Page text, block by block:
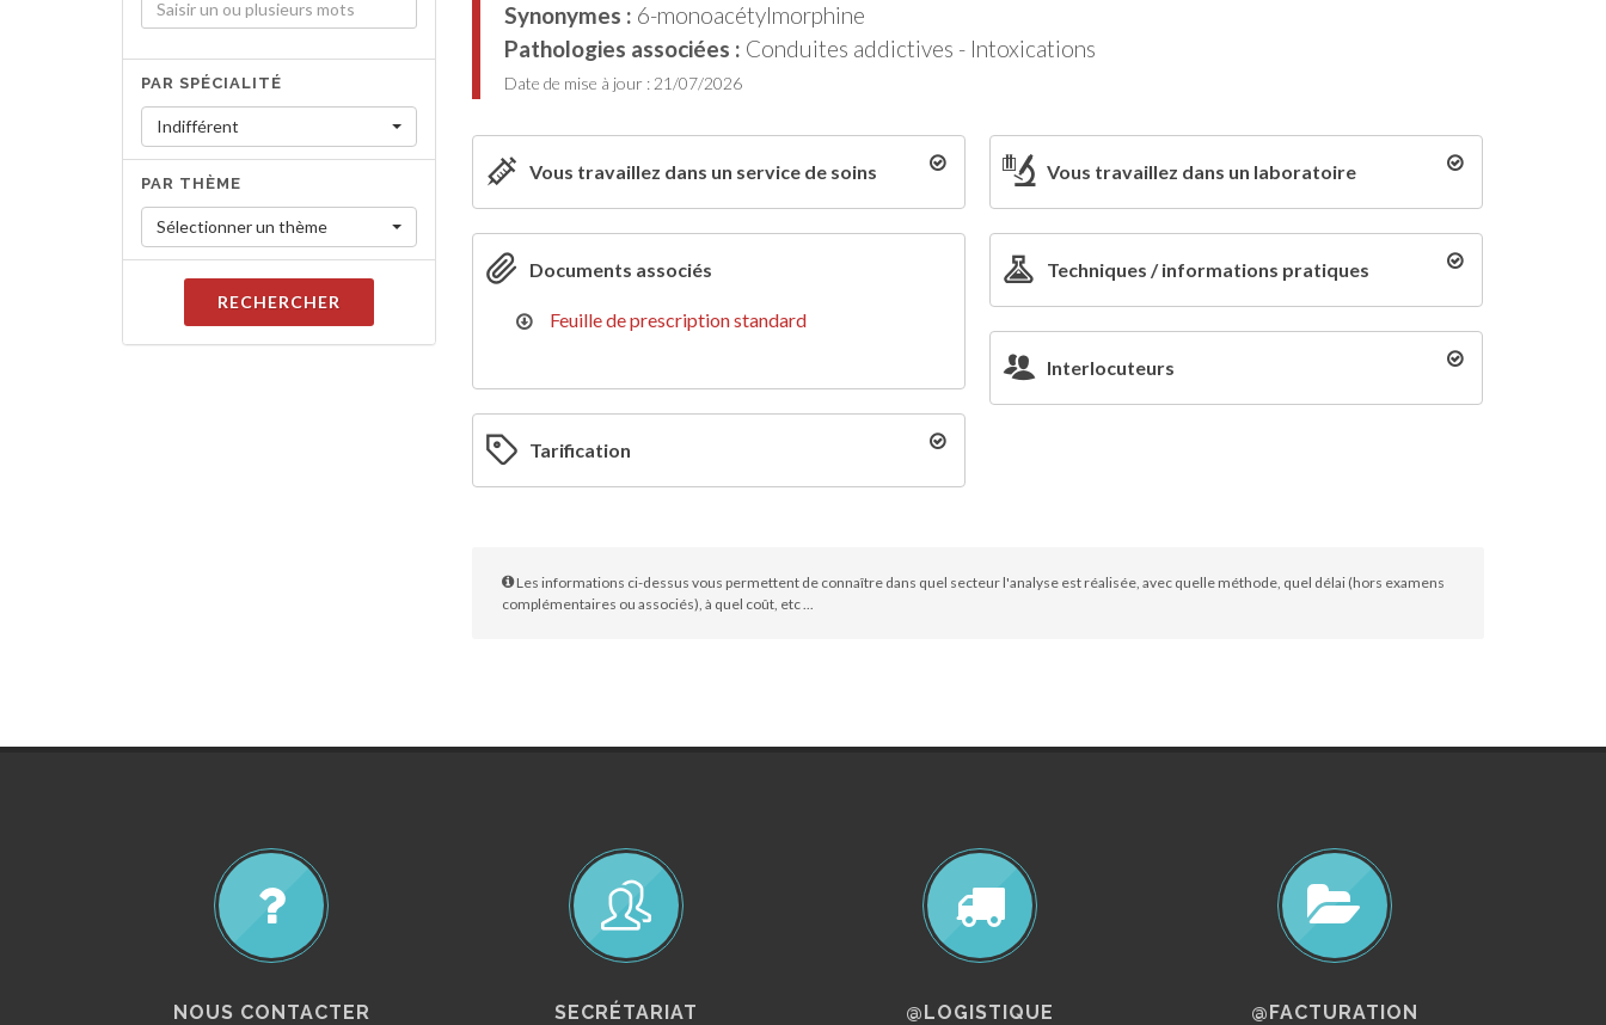
PAR SPÉCIALITÉ
Indifférent
PAR THÈME
Sélectionner un thème
RECHERCHER
Synonymes : 6-monoacétylmorphine
Pathologies associées : Conduites addictives - Intoxications
Date de mise à jour : 21/07/2026
Vous travaillez dans un service de soins Vous travaillez dans un laboratoire
Documents associés
Feuille de prescription standard
Techniques / informations pratiques
Interlocuteurs
Tarification
Les informations ci-dessus vous permettent de connaître dans quel secteur l'analyse est réalisée, avec quelle méthode, quel délai (hors examens
complémentaires ou associés), à quel coût, etc ...
NOUS CONTACTER SECRÉTARIAT @LOGISTIQUE @FACTURATION